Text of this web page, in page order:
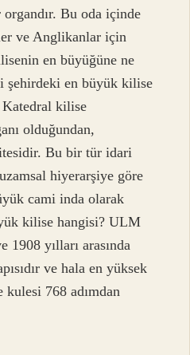
Bu oda içinde
ve Anglikanlar için
en büyüğüne ne
şehirdeki en büyük kilise
kilise
olduğundan,
Bu bir tür idari
hiyerarşiye göre
cami inda olarak
kilise hangisi? ULM
yılları arasında
ve hala en yüksek
768 adımdan